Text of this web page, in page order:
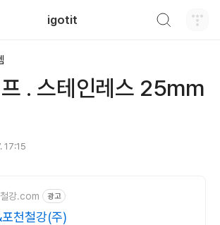
igotit
. 스테인레스 25mm
17:15
강.com 광고
천철강(주)